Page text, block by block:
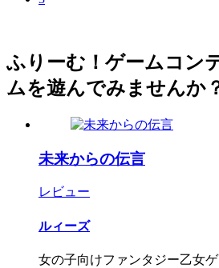
ふりーむ！ゲームコン
ムを遊んでみませんか
未来からの伝言
レビュー
ルィーズ
女の子向けファンタジー乙女